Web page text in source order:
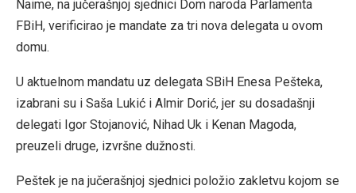
Naime, na jučerašnjoj sjednici Dom naroda Parlamenta
FBiH, verificirao je mandate za tri nova delegata u ovom
domu.
U aktuelnom mandatu uz delegata SBiH Enesa Pešteka,
izabrani su i Saša Lukić i Almir Dorić, jer su dosadašnji
delegati Igor Stojanović, Nihad Uk i Kenan Magoda,
preuzeli druge, izvršne dužnosti.
Peštek je na jučerašnjoj sjednici položio zakletvu kojom se